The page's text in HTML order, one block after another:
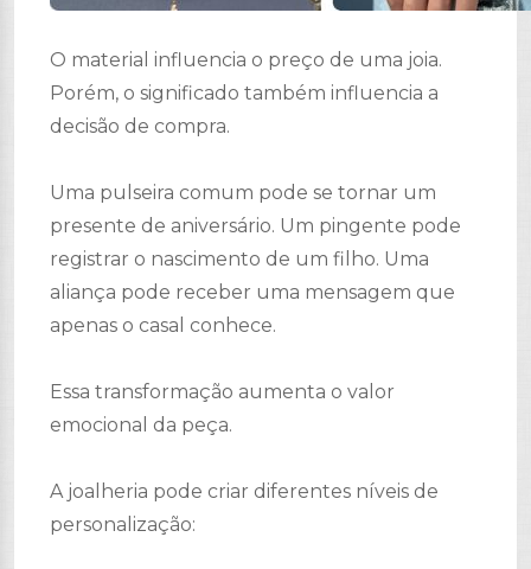
O material influencia o preço de uma joia.
Porém, o significado também influencia a
decisão de compra.
Uma pulseira comum pode se tornar um
presente de aniversário. Um pingente pode
registrar o nascimento de um filho. Uma
aliança pode receber uma mensagem que
apenas o casal conhece.
Essa transformação aumenta o valor
emocional da peça.
A joalheria pode criar diferentes níveis de
personalização: